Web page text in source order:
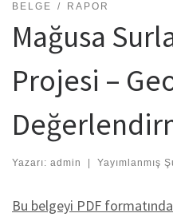
BELGE RAPOR
Mağusa
Projesi –
Yazarı: admin | Yayımlanmış
Bu belgeyi PDF